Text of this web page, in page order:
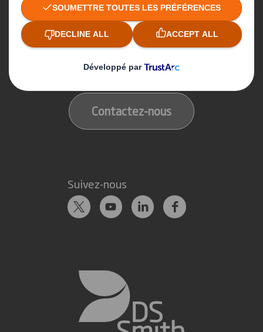
Contact
Nos implantations
Contactez-nous
Suivez-nous